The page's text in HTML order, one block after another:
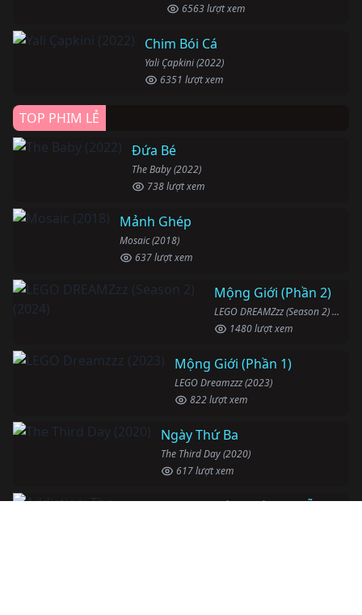
6563 lượt xem
Chim Bói Cá
Yali Çapkini (2022)
6351 lượt xem
TOP PHIM LẺ
Đứa Bé
The Baby (2022)
738 lượt xem
Mảnh Ghép
Mosaic (2018)
637 lượt xem
Mộng Giới (Phần 2)
LEGO DREAMZzz (Season 2) (2024)
1480 lượt xem
Mộng Giới (Phần 1)
LEGO Dreamzzz (2023)
822 lượt xem
Ngày Thứ Ba
The Third Day (2020)
617 lượt xem
Nghiện Ngập: Chuỗi Phim Bổ Trợ